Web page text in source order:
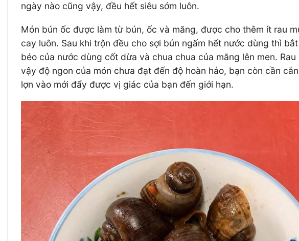
ngày nào cũng vậy, đều hết siêu sớm luôn.
Món bún ốc được làm từ bún, ốc và măng, được cho thêm ít rau
cay luôn. Sau khi trộn đều cho sợi bún ngấm hết nước dùng thì
béo của nước dùng cốt dừa và chua chua của măng lên men.
vậy độ ngon của món chưa đạt đến độ hoàn hảo, bạn còn cần
lợn vào mới đẩy được vị giác của bạn đến giới hạn.